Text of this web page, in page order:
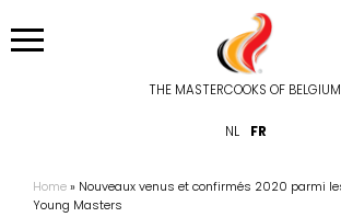
au
THE MASTERCOOKS OF BELGIUM
NL FR
Fil
Home
Nouveaux venus et confirmés 2020 parmi
Young Masters